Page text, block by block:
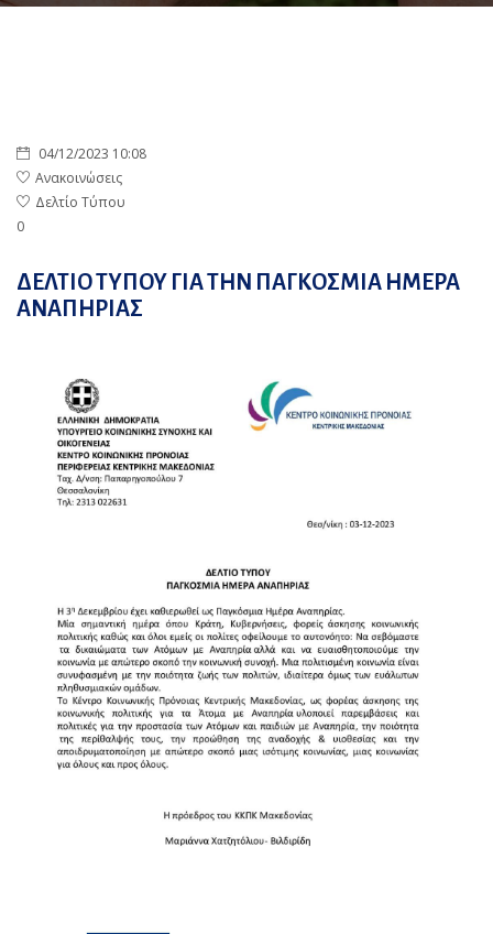
04/12/2023 10:08
Ανακοινώσεις
Δελτίο Τύπου
0
ΔΕΛΤΙΟ ΤΥΠΟΥ ΓΙΑ ΤΗΝ ΠΑΓΚΟΣΜΙΑ ΗΜΕΡΑ
ΑΝΑΠΗΡΙΑΣ